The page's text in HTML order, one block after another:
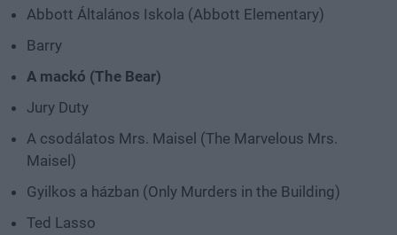
Abbott Általános Iskola (Abbott Elementary)
Barry
A mackó (The Bear)
Jury Duty
A csodálatos Mrs. Maisel (The Marvelous Mrs.
Maisel)
Gyilkos a házban (Only Murders in the Building)
Ted Lasso